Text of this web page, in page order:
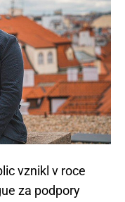
vznikl v roce
za podpory